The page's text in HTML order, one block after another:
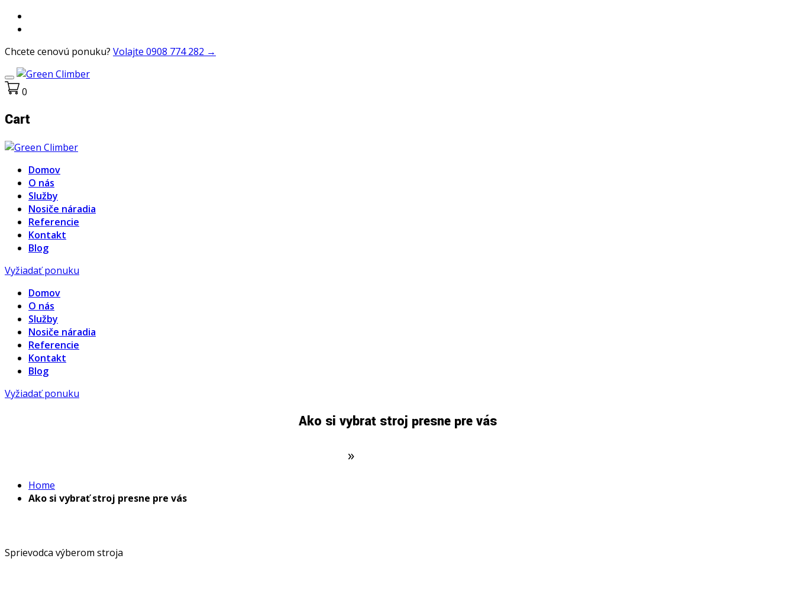
Chcete cenovú ponuku? Volajte 0908 774 282 →
0
Cart
Domov
O nás
Služby
Nosiče náradia
Referencie
Kontakt
Blog
Vyžiadať ponuku
Domov
O nás
Služby
Nosiče náradia
Referencie
Kontakt
Blog
Vyžiadať ponuku
Ako si vybrať stroj presne pre vás
»
Home
Ako si vybrať stroj presne pre vás
Sprievodca výberom stroja